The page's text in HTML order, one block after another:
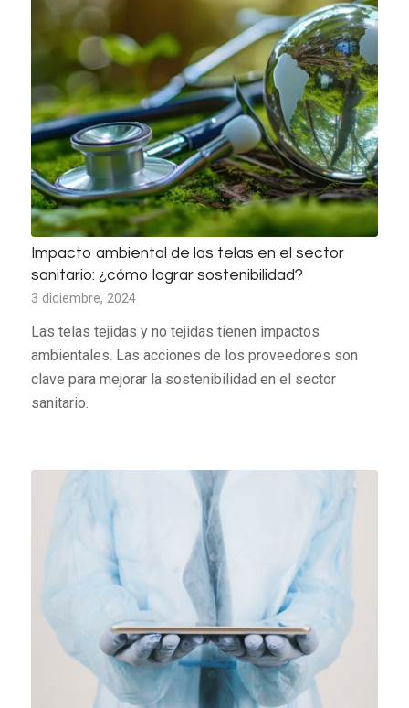
Impacto ambiental de las telas en el sector
sanitario: ¿cómo lograr sostenibilidad?
3 diciembre, 2024
Las telas tejidas y no tejidas tienen impactos
ambientales. Las acciones de los proveedores son
clave para mejorar la sostenibilidad en el sector
sanitario.